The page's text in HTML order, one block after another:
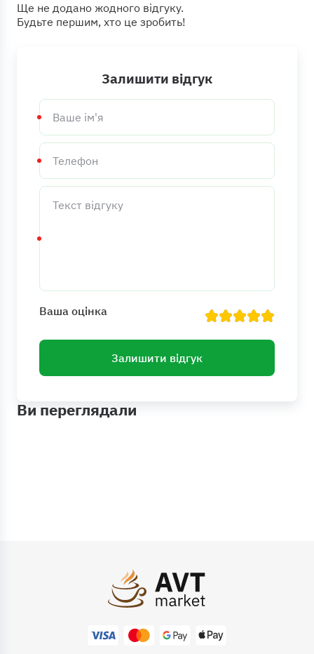
Ще не додано жодного відгуку.
Будьте першим, хто це зробить!
Залишити відгук
Ваше
ім'я
Телефон
Текст
відгуку
Ваша оцінка
Залишити відгук
Ви переглядали